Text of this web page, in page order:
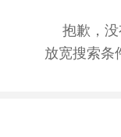
抱歉，
放宽搜索条